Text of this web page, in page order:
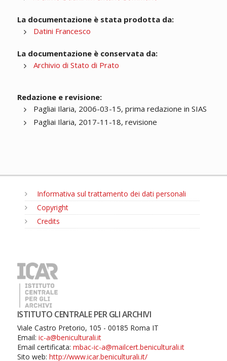
La documentazione è stata prodotta da:
Datini Francesco
La documentazione è conservata da:
Archivio di Stato di Prato
Redazione e revisione:
Pagliai Ilaria, 2006-03-15, prima redazione in SIAS
Pagliai Ilaria, 2017-11-18, revisione
Informativa sul trattamento dei dati personali
Copyright
Credits
ISTITUTO CENTRALE PER GLI ARCHIVI
Viale Castro Pretorio, 105 - 00185 Roma IT
Email: ic-a@beniculturali.it
Email certificata: mbac-ic-a@mailcert.beniculturali.it
Sito web: http://www.icar.beniculturali.it/